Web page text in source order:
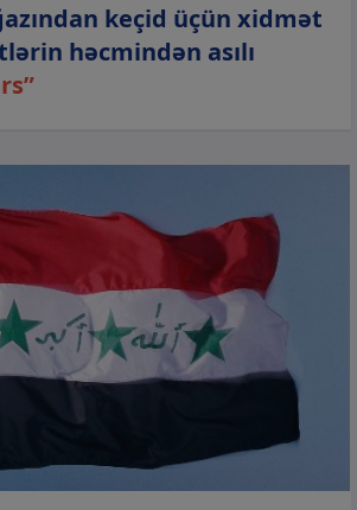
keçid üçün xidmət
həcmindən asılı